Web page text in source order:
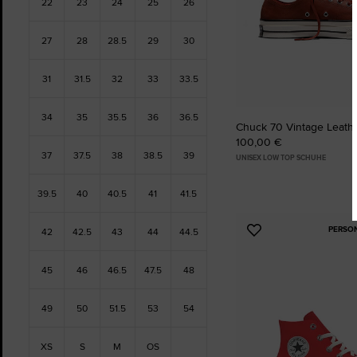
27 28 28.5 29 30
31 31.5 32 33 33.5
34 35 35.5 36 36.5
37 37.5 38 38.5 39
39.5 40 40.5 41 41.5
42 42.5 43 44 44.5
45 46 46.5 47.5 48
49 50 51.5 53 54
XS S M OS
Chuck 70 Vintage Leather
100,00 €
UNISEX LOW TOP SCHUHE
Zu